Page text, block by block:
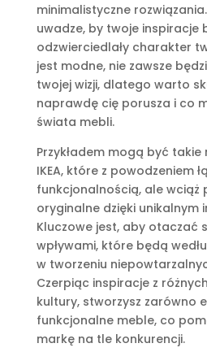
minimalistyczne
uwadze, by twoje inspiracje
odzwierciedlały charakter
jest modne, nie zawsze
twojej wizji, dlatego warto
naprawdę cię porusza i co
świata mebli.
Przykładem mogą być takie
IKEA, które z powodzeniem
funkcjonalnością, ale wciąż
oryginalne dzięki unikalnym
Kluczowe jest, aby otaczać
wpływami, które będą
w tworzeniu
Czerpiąc inspiracje z
kultury, stworzysz zarówno
funkcjonalne meble, co
markę na tle konkurencji.